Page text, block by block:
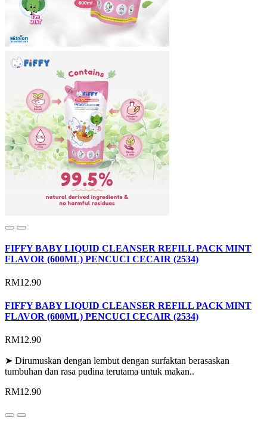
FIFFY BABY LIQUID CLEANSER REFILL PACK MINT
FLAVOR (600ML) PENCUCI CECAIR (2534)
RM12.90
FIFFY BABY LIQUID CLEANSER REFILL PACK MINT
FLAVOR (600ML) PENCUCI CECAIR (2534)
RM12.90
➤ Dirumuskan dengan lembut dengan surfaktan berasaskan
tumbuhan dan rasa pudina terutama untuk makan..
RM12.90